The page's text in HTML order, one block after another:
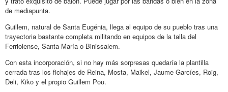
de mediapunta.
Guillem, natural de Santa Eugénia, llega al equipo de su pueblo tras una
trayectoria bastante completa militando en equipos de la talla del
Ferriolense, Santa María o Binissalem.
Con esta incorporación, si no hay más sorpresas quedaría la plantilla
cerrada tras los fichajes de Reina, Mosta, Maikel, Jaume Garcíes, Roig,
Deli, Kiko y el propio Guillem Pou.